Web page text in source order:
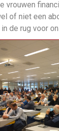
vrouwen
of niet een
de rug voor